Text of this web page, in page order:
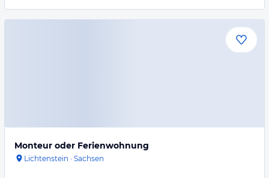
Monteur oder Ferienwohnung
Lichtenstein · Sachsen